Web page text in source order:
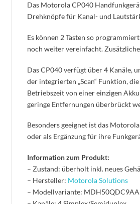
Das Motorola CP040
Drehknöpfe für Kanal- und
Es können 2 Tasten so
noch weiter vereinfacht.
Das CP040 verfügt über 4 Kanäle,
der integrierten „Scan“ Funktion,
Betriebszeit von einer einzigen
geringe Entfernungen überbrückt
Besonders geeignet ist das
oder als Ergänzung für ihre
Information zum Produkt:
– Zustand: überholt inkl. neues
– Hersteller: Motorola Solutions
– Modellvariante: